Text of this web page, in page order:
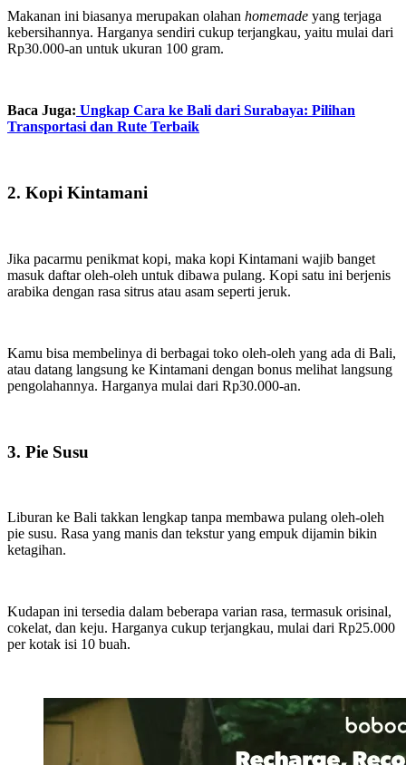
Makanan ini biasanya merupakan olahan homemade yang terjaga
kebersihannya. Harganya sendiri cukup terjangkau, yaitu mulai dari
Rp30.000-an untuk ukuran 100 gram.
Baca Juga: Ungkap Cara ke Bali dari Surabaya: Pilihan
Transportasi dan Rute Terbaik
2. Kopi Kintamani
Jika pacarmu penikmat kopi, maka kopi Kintamani wajib banget
masuk daftar oleh-oleh untuk dibawa pulang. Kopi satu ini berjenis
arabika dengan rasa sitrus atau asam seperti jeruk.
Kamu bisa membelinya di berbagai toko oleh-oleh yang ada di Bali,
atau datang langsung ke Kintamani dengan bonus melihat langsung
pengolahannya. Harganya mulai dari Rp30.000-an.
3. Pie Susu
Liburan ke Bali takkan lengkap tanpa membawa pulang oleh-oleh
pie susu. Rasa yang manis dan tekstur yang empuk dijamin bikin
ketagihan.
Kudapan ini tersedia dalam beberapa varian rasa, termasuk orisinal,
cokelat, dan keju. Harganya cukup terjangkau, mulai dari Rp25.000
per kotak isi 10 buah.